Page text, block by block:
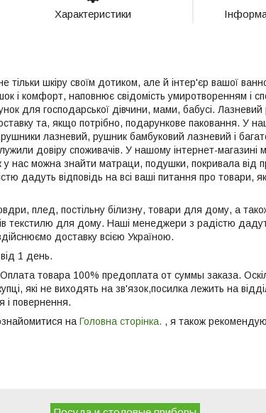
Характеристики
тільки шкіру своїм дотиком, але й інтер'єр вашої
і комфорт, наповнює свідомість умиротворенням і
для господарської дівчини, мами, бабусі.
та, якщо потрібно, подарункове паковання. У
лазневий, рушник бамбуковий лазневий і
довіру споживачів. У нашому інтернет-
нас можна знайти матраци, подушки, покривала від
дадуть відповідь на всі ваші питання про товари,
плед, постільну білизну, товари для дому, а
текстилю для дому. Наші менеджери з радістю
доставку всією Україною.
1 день.
товара 100% предоплата от суммы заказа.
які не виходять на зв'язок,посилка лежить на
і повернення.
на Головна сторінка. , я також